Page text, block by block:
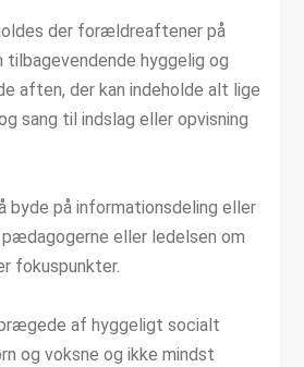
der forældreaftener på
hyggelig og
aften, der kan indeholde alt lige
sang til indslag eller opvisning
byde på informationsdeling eller
eller ledelsen om
fokuspunkter.
af hyggeligt socialt
og voksne og ikke mindst